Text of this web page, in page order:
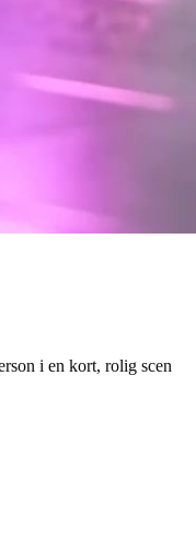
i en kort, rolig scen